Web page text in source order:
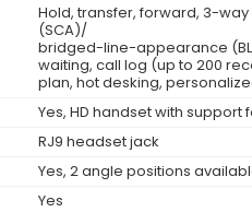
Hold, transfer, forward, 3-
(SCA)/
bridged-line-appearance
waiting, call log (up to 200
plan, hot desking,
Yes, HD handset with
RJ9 headset jack
Yes, 2 angle positions
Yes